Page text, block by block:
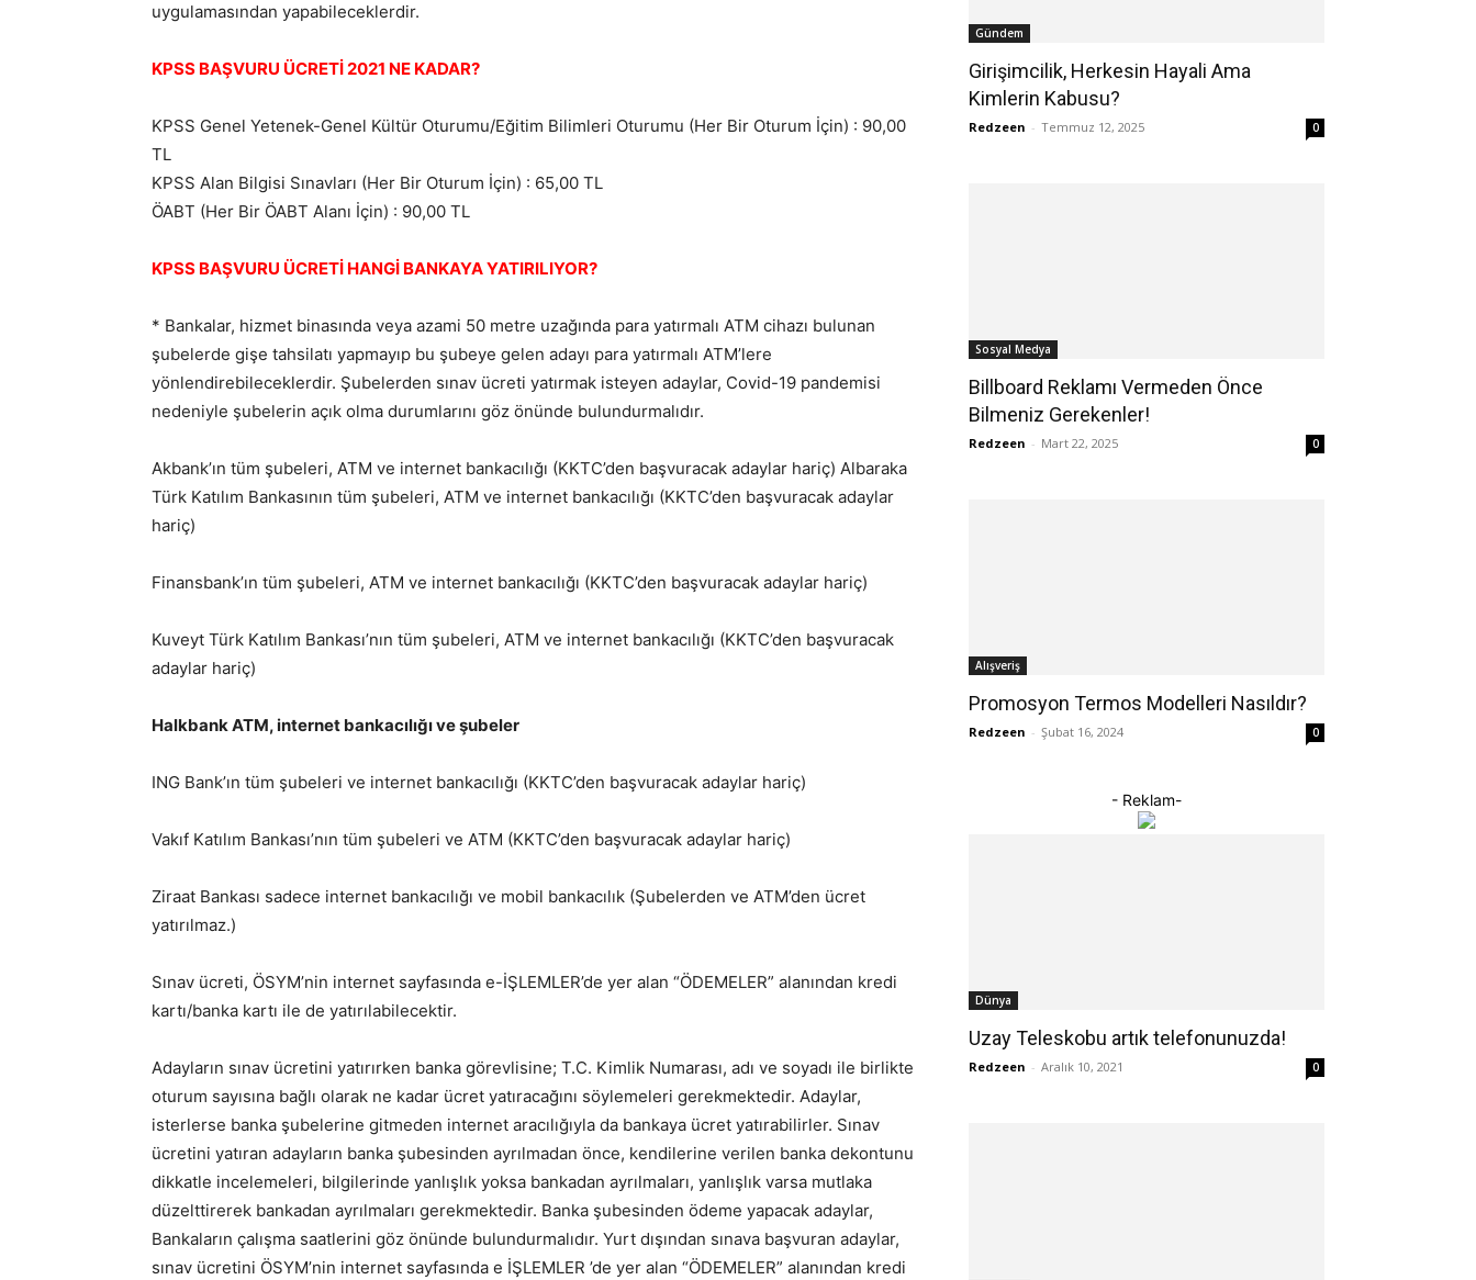
uygulamasından yapabileceklerdir.
KPSS BAŞVURU ÜCRETİ 2021 NE KADAR?
KPSS Genel Yetenek-Genel Kültür Oturumu/Eğitim Bilimleri Oturumu (Her Bir Oturum İçin) : 90,00
TL
KPSS Alan Bilgisi Sınavları (Her Bir Oturum İçin) : 65,00 TL
ÖABT (Her Bir ÖABT Alanı İçin) : 90,00 TL
KPSS BAŞVURU ÜCRETİ HANGİ BANKAYA YATIRILIYOR?
* Bankalar, hizmet binasında veya azami 50 metre uzağında para yatırmalı ATM cihazı bulunan
şubelerde gişe tahsilatı yapmayıp bu şubeye gelen adayı para yatırmalı ATM’lere
yönlendirebileceklerdir. Şubelerden sınav ücreti yatırmak isteyen adaylar, Covid-19 pandemisi
nedeniyle şubelerin açık olma durumlarını göz önünde bulundurmalıdır.
Akbank’ın tüm şubeleri, ATM ve internet bankacılığı (KKTC’den başvuracak adaylar hariç) Albaraka
Türk Katılım Bankasının tüm şubeleri, ATM ve internet bankacılığı (KKTC’den başvuracak adaylar
hariç)
Finansbank’ın tüm şubeleri, ATM ve internet bankacılığı (KKTC’den başvuracak adaylar hariç)
Kuveyt Türk Katılım Bankası’nın tüm şubeleri, ATM ve internet bankacılığı (KKTC’den başvuracak
adaylar hariç)
Halkbank ATM, internet bankacılığı ve şubeler
ING Bank’ın tüm şubeleri ve internet bankacılığı (KKTC’den başvuracak adaylar hariç)
Vakıf Katılım Bankası’nın tüm şubeleri ve ATM (KKTC’den başvuracak adaylar hariç)
Ziraat Bankası sadece internet bankacılığı ve mobil bankacılık (Şubelerden ve ATM’den ücret
yatırılmaz.)
Sınav ücreti, ÖSYM’nin internet sayfasında e-İŞLEMLER’de yer alan “ÖDEMELER” alanından kredi
kartı/banka kartı ile de yatırılabilecektir.
Adayların sınav ücretini yatırırken banka görevlisine; T.C. Kimlik Numarası, adı ve soyadı ile birlikte
oturum sayısına bağlı olarak ne kadar ücret yatıracağını söylemeleri gerekmektedir. Adaylar,
isterlerse banka şubelerine gitmeden internet aracılığıyla da bankaya ücret yatırabilirler. Sınav
ücretini yatıran adayların banka şubesinden ayrılmadan önce, kendilerine verilen banka dekontunu
dikkatle incelemeleri, bilgilerinde yanlışlık yoksa bankadan ayrılmaları, yanlışlık varsa mutlaka
düzelttirerek bankadan ayrılmaları gerekmektedir. Banka şubesinden ödeme yapacak adaylar,
Bankaların çalışma saatlerini göz önünde bulundurmalıdır. Yurt dışından sınava başvuran adaylar,
sınav ücretini ÖSYM’nin internet sayfasında e İŞLEMLER ’de yer alan “ÖDEMELER” alanından kredi
Gündem
Girişimcilik, Herkesin Hayali Ama
Kimlerin Kabusu?
Redzeen - Temmuz 12, 2025 0
Sosyal Medya
Billboard Reklamı Vermeden Önce
Bilmeniz Gerekenler!
Redzeen - Mart 22, 2025 0
Alışveriş
Promosyon Termos Modelleri Nasıldır?
Redzeen - Şubat 16, 2024 0
- Reklam-
Dünya
Uzay Teleskobu artık telefonunuzda!
Redzeen - Aralık 10, 2021 0